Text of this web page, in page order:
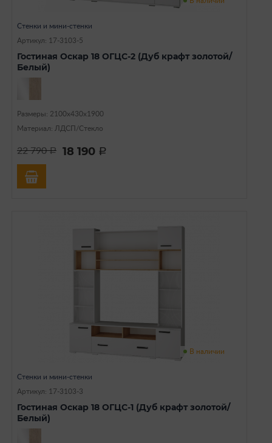
Стенки и мини-стенки
Артикул: 17-3103-5
Гостиная Оскар 18 ОГЦС-2 (Дуб крафт золотой/
Белый)
Размеры: 2100х430х1900
Материал: ЛДСП/Стекло
22 790a 18 190 a
В наличии
Стенки и мини-стенки
Артикул: 17-3103-3
Гостиная Оскар 18 ОГЦС-1 (Дуб крафт золотой/
Белый)